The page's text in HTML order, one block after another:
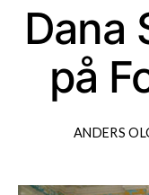
Dana
på
ANDERS